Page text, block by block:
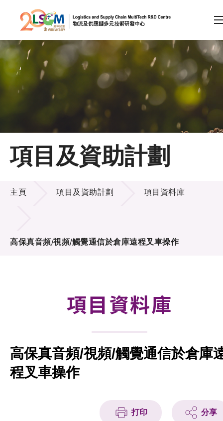
跳到內容（按回車鍵）
會員登入
A A EN 繁 简
主頁
關於LSCM
技術商品化
合作計劃
徵求研發項目計劃書
項目夥伴
項目及資助計劃
項目及資助計劃
主頁 項目及資助計劃 項目資料庫
高保真音頻/視頻/觸覺通信於倉庫遠程叉車操作
項目資料庫
高保真音頻/視頻/觸覺通信於倉庫
程叉車操作
打印 分享